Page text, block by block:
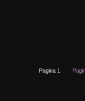
Pagina 1